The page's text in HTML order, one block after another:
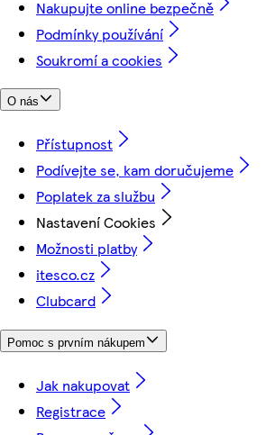
Nakupujte online bezpečně
Podmínky používání
Soukromí a cookies
O nás
Přístupnost
Podívejte se, kam doručujeme
Poplatek za službu
Nastavení Cookies
Možnosti platby
itesco.cz
Clubcard
Pomoc s prvním nákupem
Jak nakupovat
Registrace